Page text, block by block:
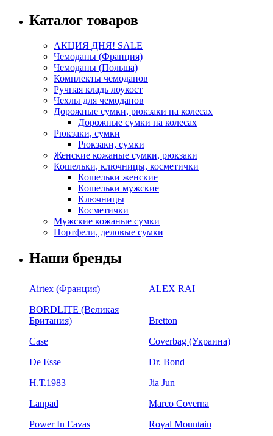
Каталог товаров
АКЦИЯ ДНЯ! SALE
Чемоданы (Франция)
Чемоданы (Польша)
Комплекты чемоданов
Ручная кладь лоукост
Чехлы для чемоданов
Дорожные сумки, рюкзаки на колесах
Дорожные сумки на колесах
Рюкзаки, сумки
Рюкзаки, сумки
Женские кожаные сумки, рюкзаки
Кошельки, ключницы, косметички
Кошельки женские
Кошельки мужские
Ключницы
Косметички
Мужские кожаные сумки
Портфели, деловые сумки
Наши бренды
Airtex (Франция)
ALEX RAI
BORDLITE (Великая
Британия)
Bretton
Case
Coverbag (Украина)
De Esse
Dr. Bond
H.Т.1983
Jia Jun
Lanpad
Marco Coverna
Power In Eavas
Royal Mountain